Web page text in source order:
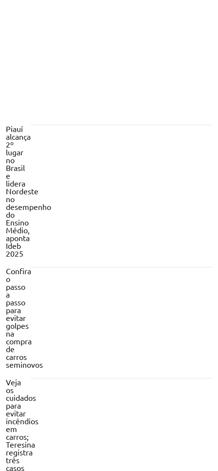
Piauí
alcança
2º
lugar
no
Brasil
e
lidera
Nordeste
no
desempenho
do
Ensino
Médio,
aponta
Ideb
2025
Confira
o
passo
a
passo
para
evitar
golpes
na
compra
de
carros
seminovos
Veja
os
cuidados
para
evitar
incêndios
em
carros;
Teresina
registra
três
casos